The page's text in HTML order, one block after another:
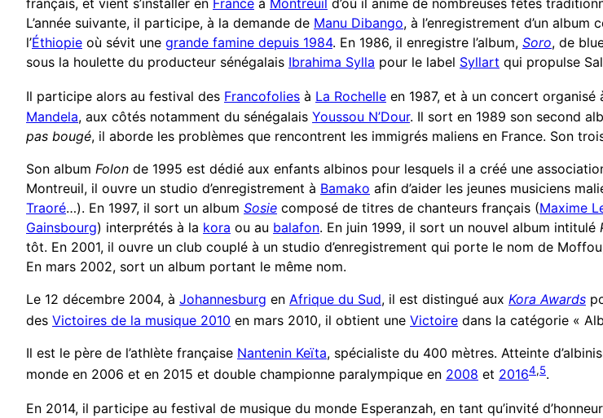
français, et vient s’installer en France à Montreuil d’où il anime de nombreuses fêtes
L’année suivante, il participe, à la demande de Manu Dibango, à l’enregistrement d’un album
l’Éthiopie où sévit une grande famine depuis 1984. En 1986, il enregistre l’album, Soro, de
sous la houlette du producteur sénégalais Ibrahima Sylla pour le label Syllart qui propulse
Il participe alors au festival des Francofolies à La Rochelle en 1987, et à un concert organisé
Mandela, aux côtés notamment du sénégalais Youssou N’Dour. Il sort en 1989 son second
pas bougé, il aborde les problèmes que rencontrent les immigrés maliens en France. Son
Son album Folon de 1995 est dédié aux enfants albinos pour lesquels il a créé une
Montreuil, il ouvre un studio d’enregistrement à Bamako afin d’aider les jeunes musiciens
Traoré…). En 1997, il sort un album Sosie composé de titres de chanteurs français (Maxime
Gainsbourg) interprétés à la kora ou au balafon. En juin 1999, il sort un nouvel album intitulé
tôt. En 2001, il ouvre un club couplé à un studio d’enregistrement qui porte le nom de
En mars 2002, sort un album portant le même nom.
Le 12 décembre 2004, à Johannesburg en Afrique du Sud, il est distingué aux Kora Awards
des Victoires de la musique 2010 en mars 2010, il obtient une Victoire dans la catégorie «
Il est le père de l’athlète française Nantenin Keïta, spécialiste du 400 mètres. Atteinte
monde en 2006 et en 2015 et double championne paralympique en 2008 et 20164,5.
En 2014, il participe au festival de musique du monde Esperanzah, en tant qu’invité d’honneur